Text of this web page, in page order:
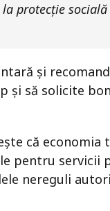
protecție
și
și să solicite
că economia
pentru servicii
nereguli